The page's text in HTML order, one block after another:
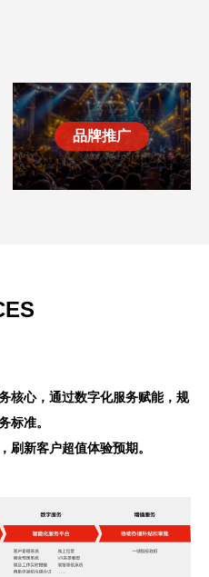
品牌推广
核心，通过数字化服务赋能，规
标准。
刷新客户超值体验预期。